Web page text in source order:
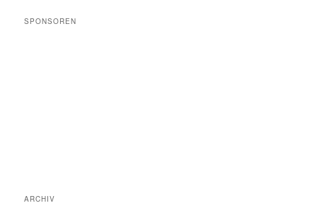
SPONSOREN
ARCHIV